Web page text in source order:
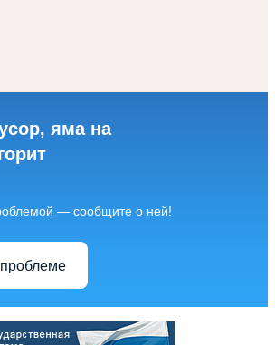
яма на
— сообщите о ней!